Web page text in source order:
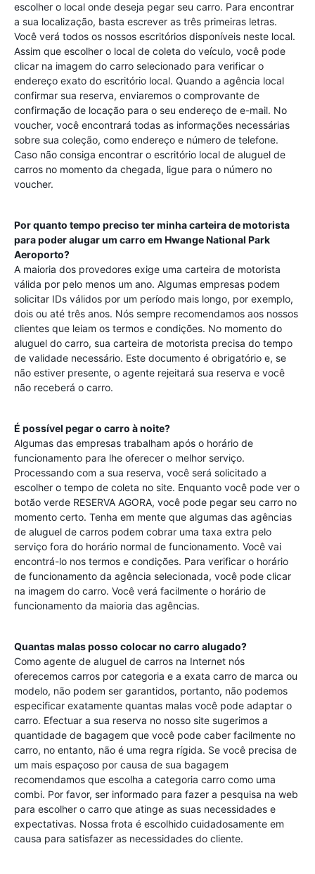
escolher o local onde deseja pegar seu carro. Para encontrar
a sua localização, basta escrever as três primeiras letras.
Você verá todos os nossos escritórios disponíveis neste local.
Assim que escolher o local de coleta do veículo, você pode
clicar na imagem do carro selecionado para verificar o
endereço exato do escritório local. Quando a agência local
confirmar sua reserva, enviaremos o comprovante de
confirmação de locação para o seu endereço de e-mail. No
voucher, você encontrará todas as informações necessárias
sobre sua coleção, como endereço e número de telefone.
Caso não consiga encontrar o escritório local de aluguel de
carros no momento da chegada, ligue para o número no
voucher.
Por quanto tempo preciso ter minha carteira de motorista
para poder alugar um carro em Hwange National Park
Aeroporto?
A maioria dos provedores exige uma carteira de motorista
válida por pelo menos um ano. Algumas empresas podem
solicitar IDs válidos por um período mais longo, por exemplo,
dois ou até três anos. Nós sempre recomendamos aos nossos
clientes que leiam os termos e condições. No momento do
aluguel do carro, sua carteira de motorista precisa do tempo
de validade necessário. Este documento é obrigatório e, se
não estiver presente, o agente rejeitará sua reserva e você
não receberá o carro.
É possível pegar o carro à noite?
Algumas das empresas trabalham após o horário de
funcionamento para lhe oferecer o melhor serviço.
Processando com a sua reserva, você será solicitado a
escolher o tempo de coleta no site. Enquanto você pode ver o
botão verde RESERVA AGORA, você pode pegar seu carro no
momento certo. Tenha em mente que algumas das agências
de aluguel de carros podem cobrar uma taxa extra pelo
serviço fora do horário normal de funcionamento. Você vai
encontrá-lo nos termos e condições. Para verificar o horário
de funcionamento da agência selecionada, você pode clicar
na imagem do carro. Você verá facilmente o horário de
funcionamento da maioria das agências.
Quantas malas posso colocar no carro alugado?
Como agente de aluguel de carros na Internet nós
oferecemos carros por categoria e a exata carro de marca ou
modelo, não podem ser garantidos, portanto, não podemos
especificar exatamente quantas malas você pode adaptar o
carro. Efectuar a sua reserva no nosso site sugerimos a
quantidade de bagagem que você pode caber facilmente no
carro, no entanto, não é uma regra rígida. Se você precisa de
um mais espaçoso por causa de sua bagagem
recomendamos que escolha a categoria carro como uma
combi. Por favor, ser informado para fazer a pesquisa na web
para escolher o carro que atinge as suas necessidades e
expectativas. Nossa frota é escolhido cuidadosamente em
causa para satisfazer as necessidades do cliente.